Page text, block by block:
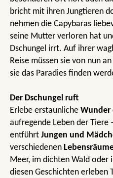
bricht mit ihren Jungtieren
nehmen die Capybaras
seine Mutter verloren hat
Dschungel irrt. Auf ihrer
Reise müssen sie von nun
sie das Paradies finden
Der Dschungel ruft
Erlebe erstaunliche Wunder
aufregende Leben der Tiere
entführt Jungen und
verschiedenen
Meer, im dichten Wald oder
diesen Geschichten erleben